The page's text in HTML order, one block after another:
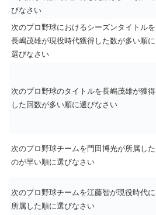
びなさい
次のプロ野球におけるシーズンタイトルを
長嶋茂雄が現役時代獲得した数が多い順に
選びなさい
次のプロ野球のタイトルを長嶋茂雄が獲得
した回数が多い順に選びなさい
次のプロ野球チームを門田博光が所属した
のが早い順に選びなさい
次のプロ野球チームを江藤智が現役時代に
所属した順に選びなさい